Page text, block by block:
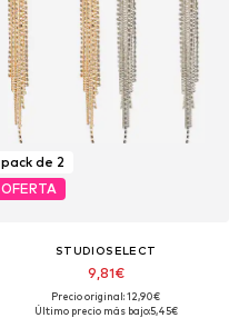
pack de 2
OFERTA
STUDIOSELECT
9,81€
Precio original: 12,90€
Último precio más bajo:5,45€